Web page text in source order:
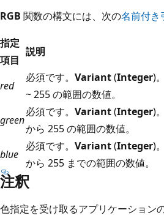
RGB 関数の構文には、次の名前付き
指定
項目
説明
red
必須です。 Variant(Integer)
~ 255 の範囲の数値。
green
必須です。 Variant(Integer)
から 255 の範囲の数値。
blue
必須です。 Variant(Integer)
から 255 までの範囲の数値。
注釈
色指定を受け取るアプリケーション